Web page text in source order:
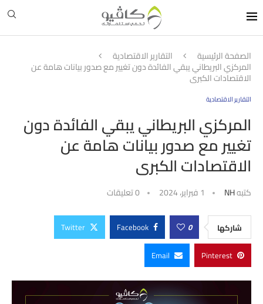
الصفحة الرئيسية التقارير الاقتصادية
المركزي البريطاني يبقي الفائدة دون تغيير مع صدور بيانات هامة عن
الاقتصادات الكبرى
التقارير الاقتصادية
المركزي البريطاني يبقي الفائدة دون
تغيير مع صدور بيانات هامة عن
الاقتصادات الكبرى
كتبهNH 1 فبراير، 2024 0 تعليقات
شاركها 0
Facebook
Twitter
Pinterest
Email